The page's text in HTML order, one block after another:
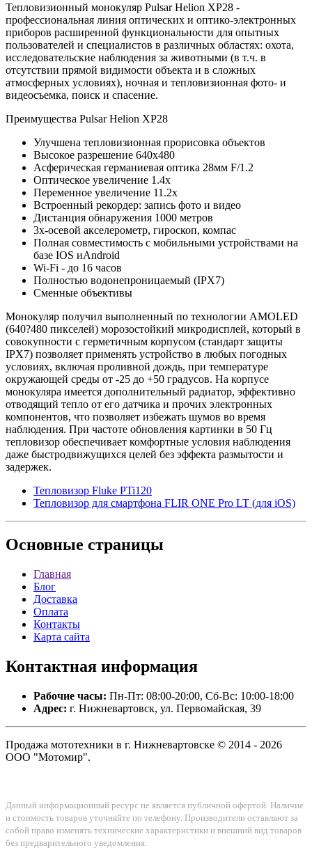
Тепловизионный монокуляр Pulsar Helion XP28 -
профессиональная линия оптических и оптико-электронных
приборов расширенной функциональности для опытных
пользователей и специалистов в различных областях: охота,
исследовательские наблюдения за животными (в т.ч. в
отсутствии прямой видимости объекта и в сложных
атмосферных условиях), ночная и тепловизионная фото- и
видеосъемка, поиск и спасение.
Преимущества Pulsar Helion XP28
Улучшена тепловизионная прорисовка объектов
Высокое разрешение 640х480
Асферическая германиевая оптика 28мм F/1.2
Оптическое увеличение 1.4х
Переменное увеличение 11.2х
Встроенный рекордер: запись фото и видео
Дистанция обнаружения 1000 метров
3х-осевой акселерометр, гироскоп, компас
Полная совместимость с мобильными устройствами на
базе IOS иAndroid
Wi-Fi - до 16 часов
Полностью водонепроницаемый (IPX7)
Сменные объективы
Монокуляр получил выполненный по технологии AMOLED
(640?480 пикселей) морозостойкий микродисплей, который в
совокупности с герметичным корпусом (стандарт защиты
IPX7) позволяет применять устройство в любых погодных
условиях, включая проливной дождь, при температуре
окружающей среды от -25 до +50 градусов. На корпусе
монокуляра имеется дополнительный радиатор, эффективно
отводящий тепло от его датчика и прочих электронных
компонентов, что позволяет избежать шумов во время
наблюдения. При частоте обновления картинки в 50 Гц
тепловизор обеспечивает комфортные условия наблюдения
даже быстродвижущихся целей без эффекта размытости и
задержек.
Тепловизор Fluke PTi120
Тепловизор для смартфона FLIR ONE Pro LT (для iOS)
Основные страницы
Главная
Блог
Доставка
Оплата
Контакты
Карта сайта
Контактная информация
Рабочие часы: Пн-Пт: 08:00-20:00, Сб-Вс: 10:00-18:00
Адрес: г. Нижневартовск, ул. Первомайская, 39
Продажа мототехники в г. Нижневартовске © 2014 - 2026
ООО "Мотомир".
Данный информационный ресурс не является публичной офертой. Наличие
и стоимость товаров уточняйте по телефону. Производители оставляют за
собой право изменять технические характеристики и внешний вид товаров
без предварительного уведомления.